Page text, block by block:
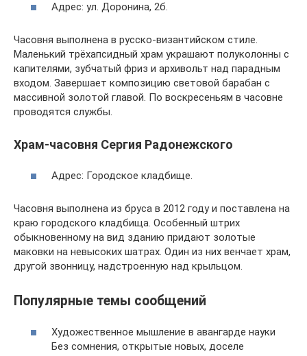
Адрес: ул. Доронина, 2б.
Часовня выполнена в русско-византийском стиле.
Маленький трёхапсидный храм украшают полуколонны с
капителями, зубчатый фриз и архивольт над парадным
входом. Завершает композицию световой барабан с
массивной золотой главой. По воскресеньям в часовне
проводятся службы.
Храм-часовня Сергия Радонежского
Адрес: Городское кладбище.
Часовня выполнена из бруса в 2012 году и поставлена на
краю городского кладбища. Особенный штрих
обыкновенному на вид зданию придают золотые
маковки на невысоких шатрах. Один из них венчает храм,
другой звонницу, надстроенную над крыльцом.
Популярные темы сообщений
Художественное мышление в авангарде науки
Без сомнения, открытые новых, доселе